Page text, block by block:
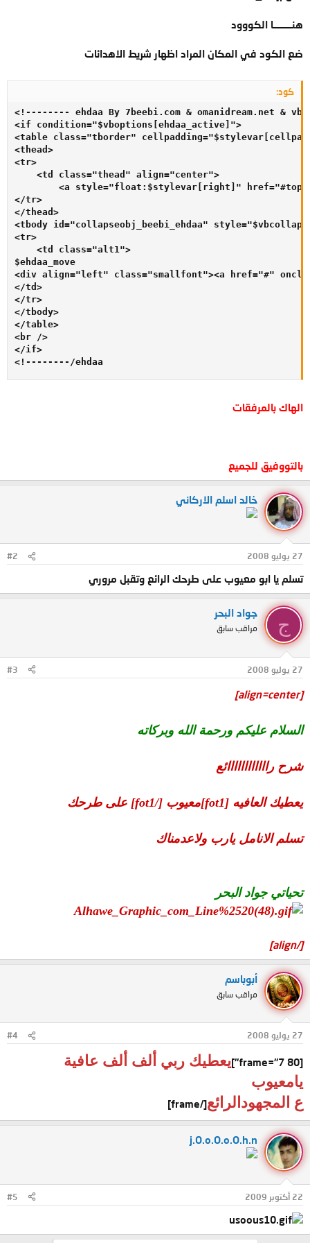
هنـــــــــا الكووود
ضع الكود في المكان المراد اظهار شريط الاهدائات
كود:
<!-------- ehdaa By 7beebi.com & omanidream.net
<if condition="$vboptions[ehdaa_active]">
<table class="tborder"
<thead>
<tr>
    <td class="thead" align="center">
<a style="float:$stylevar[right]"
</tr>
</thead>
<tbody id="collapseobj_beebi_ehdaa"
<tr>
    <td class="alt1">
$ehdaa_move
<div align="left" class="smallfont"><a href="#"
</td>
</tr>
</tbody>
</table>
<br />
</if>
<!--------/ehdaa
الهاك بالمرفقات
بالتووفيق للجميع
خالد اسلم الاركاني
27 يوليو 2008 #2
تسلم يا ابو معيوب على طرحك الرائع وتقبل مروري
ج
جواد البحر
مراقب سابق
27 يوليو 2008 #3
[align=center]
السلام عليكم ورحمة الله وبركاته
شرح راااااااااااائع
يعطيك العافيه [fot1]معيوب [/fot1] على طرحك
تسلم الانامل يارب ولاعدمناك
تحياتي جواد البحر
[/align]
أبوباسم
مراقب سابق
27 يوليو 2008 #4
[frame="7 80"]
يعطيك ربي ألف ألف عافية
يامعيوب
ع المجهودالرائع[/frame]
j.O.o.O.o.O.h.n
22 أكتوبر 2009 #5